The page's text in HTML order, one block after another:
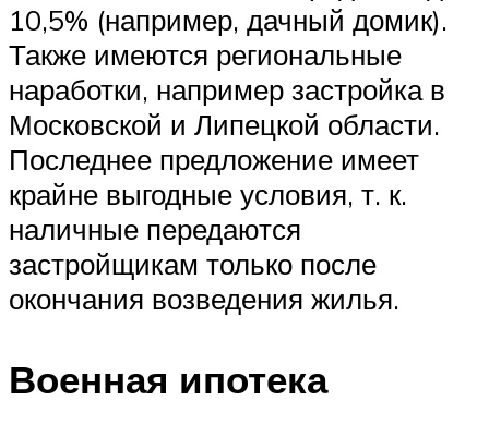
10,5% (например, дачный домик).
Также имеются региональные
наработки, например застройка в
Московской и Липецкой области.
Последнее предложение имеет
крайне выгодные условия, т. к.
наличные передаются
застройщикам только после
окончания возведения жилья.
Военная ипотека